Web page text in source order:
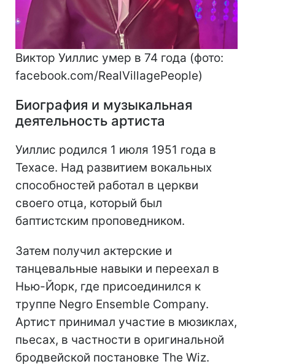
Виктор Уиллис умер в 74 года (фото:
facebook.com/RealVillagePeople)
Биография и музыкальная
деятельность артиста
Уиллис родился 1 июля 1951 года в
Техасе. Над развитием вокальных
способностей работал в церкви
своего отца, который был
баптистским проповедником.
Затем получил актерские и
танцевальные навыки и переехал в
Нью-Йорк, где присоединился к
труппе Negro Ensemble Company.
Артист принимал участие в мюзиклах,
пьесах, в частности в оригинальной
бродвейской постановке The Wiz.